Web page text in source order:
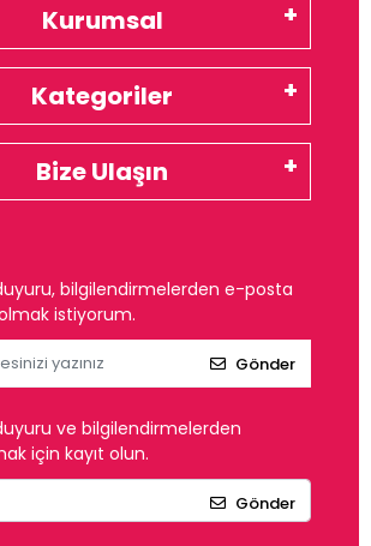
Kurumsal
Kategoriler
Bize Ulaşın
bilgilendirmelerden e-posta
istiyorum.
Gönder
ve bilgilendirmelerden
için kayıt olun.
Gönder